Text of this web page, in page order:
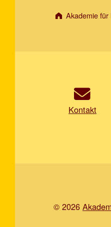
Akademie für
Kontakt
© 2026